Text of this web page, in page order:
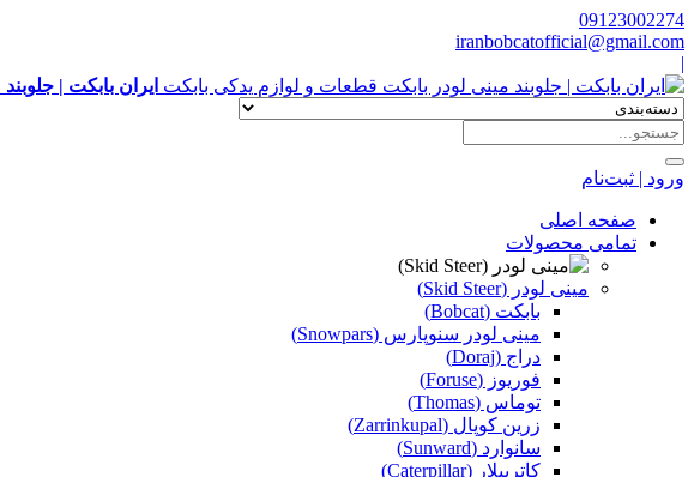
09123002274
iranbobcatofficial@gmail.com
|
ایران بابکت |
ورود | ثبت‌نام
صفحه اصلی
تمامی محصولات
مینی لودر (Skid Steer)
بابکت (Bobcat)
مینی لودر سنوپارس (Snowpars)
دراج (Doraj)
فوریوز (Foruse)
توماس (Thomas)
زرین کوپال (Zarrinkupal)
سانوارد (Sunward)
کاترپیلار (Caterpillar)